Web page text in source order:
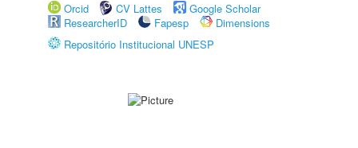
Orcid
CV Lattes
Google Scholar
ResearcherID
Fapesp
Dimensions
Repositório Institucional UNESP